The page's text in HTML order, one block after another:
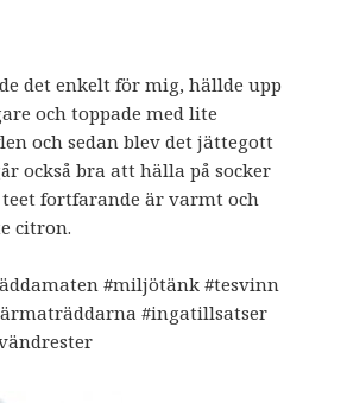
det enkelt för mig, hällde upp
och toppade med lite
och sedan blev det jättegott
också bra att hälla på socker
fortfarande är varmt och
citron.
#miljötänk #tesvinn
#ingatillsatser